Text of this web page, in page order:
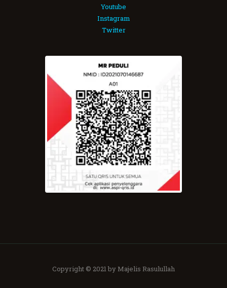
Youtube
Instagram
Twitter
Copyright © 2021 by Majelis Rasulullah